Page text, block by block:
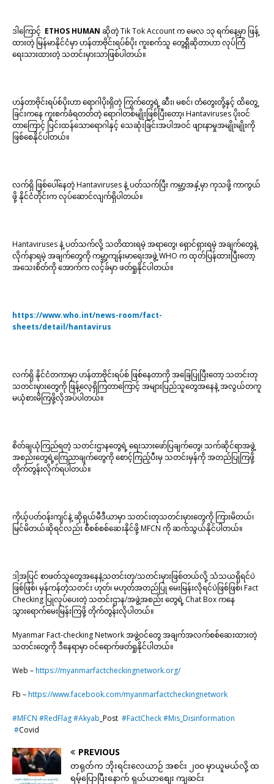
ဒါကြောင့် ETHOS HUMAN ဆိုတဲ့ Tik Tok Account က မေလ ၁၃ ရက်နေ့မှာ ဖြန့်
ထားတဲ့ မြန်မာနိုင်ငံမှာ ဟန်တာဗိုင်းရပ်စ်ပိုး ကူးစက်သူ တွေ့ရှ်ိဆိုတာဟာ လုပ်ကြံ
ရေးသားထားတဲ့ သတင်းမှားသာဖြစ်ပါတယ်။
ဟန်တာဗိုင်းရပ်စ်ပိုးဟာရောဂါပိုးရှိတဲ့ ကြွက်တွေရဲ့ ဆီး၊ မစင်၊ တံတွေးတို့နှင့် ထိတွေ့
ခြင်းကနေ ကူးစက်ခံရတတ်တဲ့ ရောဂါတစ်မျိုးဖြစ်ပြီးတော့၊ Hantaviruses ပိုးဝင်
တာကြောင့် ပြင်းထန်သောရောဂါနှင့် သေဆုံးခြင်းအပါအဝင် ဖျားနာမှုအမျိုးမျိုးကို
ဖြစ်စေနိုင်ပါတယ်။​
လက်ရှိ ဖြစ်ပေါ်နေတဲ့ Hantaviruses နဲ့ ပတ်သက်ပြီး ကမ္ဘာ့အနှံ့မှာ ကုသဖို့ ကာကွယ်
ဖို့ နိုင်ငံတိုင်းက လုပ်ဆောင်လျက်ရှိပါတယ်။
Hantaviruses နဲ့ ပတ်သက်လို့ သတိထားရမဲ့ အရာတွေ၊ ရှောင်ရှားရမဲ့ အချက်တွေနဲ့
လိုက်နာရမဲ့ အချက်တွေကို ကမ္ဘာ့ကျန်းမာရေးအဖွဲ့ WHO က ထုတ်ပြန်ထားပြီးတော့
အသေးစိတ်ကို အောက်က လင့်ခ်မှာ ဖတ်ရှုနိုင်ပါတယ်။
https://www.who.int/news-room/fact-
sheets/detail/hantavirus
လက်ရှိ နိုင်ငံတကာမှာ ဟန်တာဗိုင်းရပ်စ် ဖြစ်နေတာကို အခြေပြုပြီးတော့ သတင်းတု
သတင်းမှားတွေကို ဖြန့်လေ့ရှိကြတာကြောင့် အများပြည်သူတွေအနေနဲ့ အလွယ်တကူ
မယုံစားမိကြဖို့လိုအပ်ပါတယ်။
စိတ်ချယုံကြည်ရတဲ့ သတင်းဌာနတွေရဲ့ ရေးသားဖော်ပြချက်တွေ၊ သက်ဆိုင်ရာအဖွဲ့
အစည်းတွေရဲ့ကြေညာချက်တွေကို စောင့်ကြည့်ပီးမှ သတင်းမှန်ကို အတည်ပြုကြဖို့
တိုက်တွန်းလိုက်ရပါတယ်။
ကိုယ့်ပတ်ဝန်းကျင်နဲ့ ဆိုရှယ်မီဒီယာမှာ သတင်းတုသတင်းမှားတွေကို ကြားမိတယ်၊
မြင်မိတယ်ဆိုရင်လည်း စီစစ်စစ်ဆေးနိုင်ဖို့ MFCN ကို ဆက်သွယ်နိုင်ပါတယ်။
ဒါ့အပြင် စာဖတ်သူတွေအနေနဲ့သတင်းတု/သတင်းမှားဖြစ်တယ်လို့ သံသယရှိရင်ပဲ
ဖြစ်ဖြစ်၊ မှန်ကန်တဲ့သတင်း ဟုတ်၊ မဟုတ်အတည်ပြု မေးမြန်းလိုရင်ပဲဖြစ်ဖြစ်၊ Fact
Checking ပြုလုပ်ပေးတဲ့ သတင်းဌာန/အဖွဲ့အစည်း တွေရဲ့ Chat Box ကနေ
သွားရောက်မေးမြန်းကြဖို့ တိုက်တွန်းလိုပါတယ်။
Myanmar Fact-checking Network အဖွဲ့ဝင်တွေ အချက်အလက်စစ်ဆေးထားတဲ့
သတင်းတွေကို ဒီနေရာမှာ ဝင်ရောက်ဖတ်ရှုနိုင်ပါတယ်။
Web –https://myanmarfactcheckingnetwork.org/
Fb –https://www.facebook.com/myanmarfactcheckingnetwork
#MFCN #RedFlag#Akyab _Post #FactCheck#Mis_Disinformation
#Covid
PREVIOUS
တရုတ်က ဘိုးရင်းလေယာဉ် အစင်း ၂၀၀ မှာယူမယ်လို့ ထ
ရမ့်ပြောပြီးနောက် ရှယ်ယာစျေး ကျဆင်း